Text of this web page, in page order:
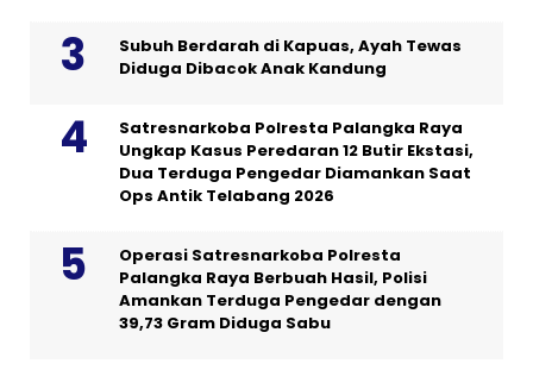
Subuh Berdarah di Kapuas, Ayah Tewas
Diduga Dibacok Anak Kandung
Satresnarkoba Polresta Palangka Raya
Ungkap Kasus Peredaran 12 Butir Ekstasi,
Dua Terduga Pengedar Diamankan Saat
Ops Antik Telabang 2026
Operasi Satresnarkoba Polresta
Palangka Raya Berbuah Hasil, Polisi
Amankan Terduga Pengedar dengan
39,73 Gram Diduga Sabu